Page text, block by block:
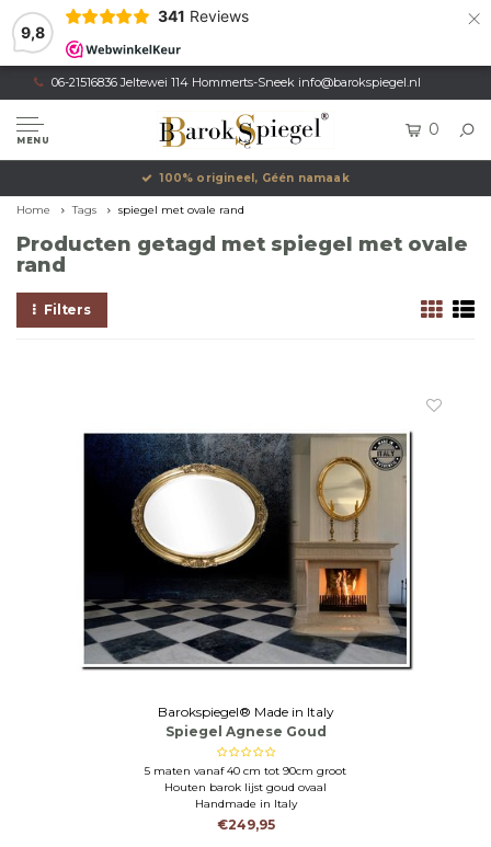
9,8
341 Reviews ×
06-21516836 Jeltewei 114 Hommerts-Sneek info@barokspiegel.nl
MENU
0
100% origineel, Géén namaak
Home Tags spiegel met ovale rand
Producten getagd met spiegel met ovale
rand
Filters
Barokspiegel® Made in Italy
Spiegel Agnese Goud
5 maten vanaf 40 cm tot 90cm groot
Houten barok lijst goud ovaal
Handmade in Italy
€249,95